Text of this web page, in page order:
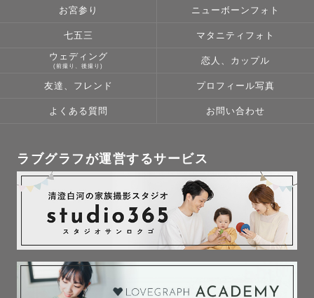
お宮参り ニューボーンフォト
七五三 マタニティフォト
ウェディング
(前撮り、後撮り)
恋人、カップル
友達、フレンド プロフィール写真
よくある質問 お問い合わせ
ラブグラフが運営するサービス